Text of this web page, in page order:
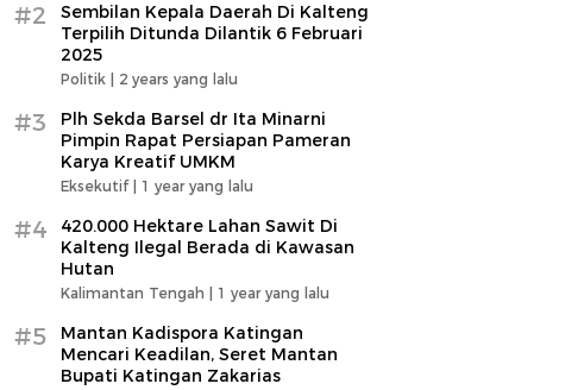
#2
Sembilan Kepala Daerah Di Kalteng
Terpilih Ditunda Dilantik 6 Februari
2025
Politik | 2 years yang lalu
#3
Plh Sekda Barsel dr Ita Minarni
Pimpin Rapat Persiapan Pameran
Karya Kreatif UMKM
Eksekutif | 1 year yang lalu
#4
420.000 Hektare Lahan Sawit Di
Kalteng Ilegal Berada di Kawasan
Hutan
Kalimantan Tengah | 1 year yang lalu
#5
Mantan Kadispora Katingan
Mencari Keadilan, Seret Mantan
Bupati Katingan Zakarias